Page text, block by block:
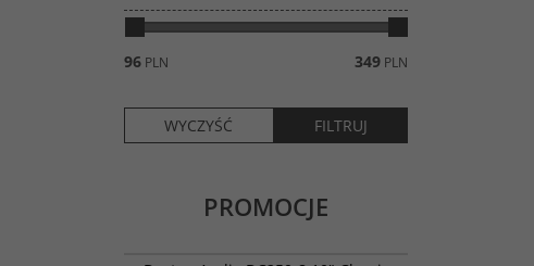
96 PLN 349 PLN
PROMOCJE